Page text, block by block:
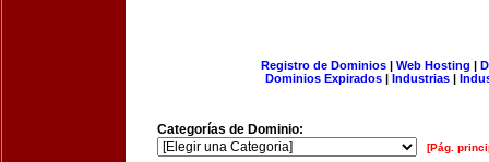
Registro de Dominios| Web Hosting |
Dominios Expirados | Industrias |
Categorías de Dominio:
[Pág.